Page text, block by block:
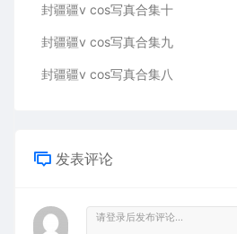
封疆疆v cos写真合集十
封疆疆v cos写真合集九
封疆疆v cos写真合集八
发表评论